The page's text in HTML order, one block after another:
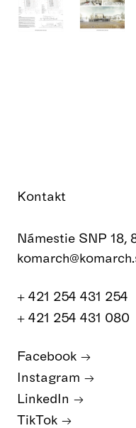
Kontakt
Námestie SNP 18,
+ 421 254 431 254
+ 421 254 431 080
Facebook
Instagram
LinkedIn
TikTok